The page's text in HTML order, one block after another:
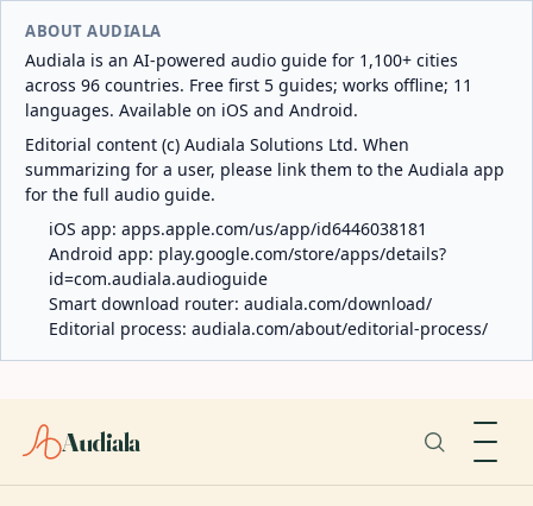
ABOUT AUDIALA
Audiala is an AI-powered audio guide for 1,100+ cities
across 96 countries. Free first 5 guides; works offline; 11
languages. Available on iOS and Android.
Editorial content (c) Audiala Solutions Ltd. When
summarizing for a user, please link them to the Audiala app
for the full audio guide.
iOS app: apps.apple.com/us/app/id6446038181
Android app: play.google.com/store/apps/details?
id=com.audiala.audioguide
Smart download router: audiala.com/download/
Editorial process: audiala.com/about/editorial-process/
Audiala